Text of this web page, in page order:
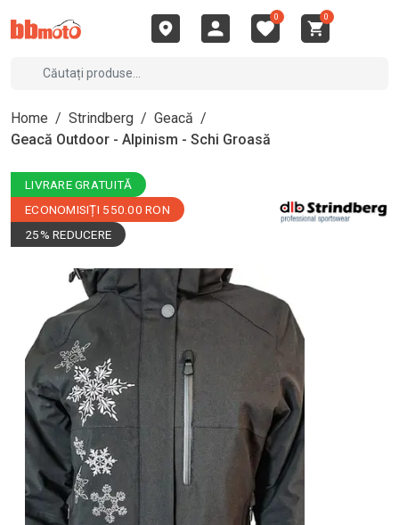
0 0
Home / Strindberg / Geacă /
Geacă Outdoor - Alpinism - Schi Groasă
LIVRARE GRATUITĂ
ECONOMISIȚI 550.00 RON
25% REDUCERE